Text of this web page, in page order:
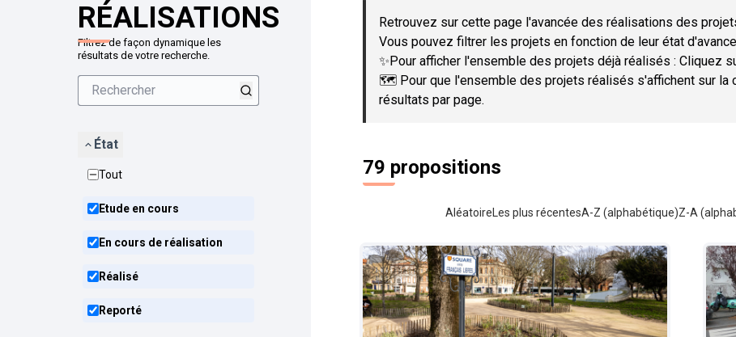
RÉALISATIONS
Filtrez de façon dynamique les
résultats de votre recherche.
État
Tout
Etude en cours
En cours de réalisation
Réalisé
Reporté
Retrouvez sur cette page l'avancée des réalisations des
Vous pouvez filtrer les projets en fonction de leur état
✨Pour afficher l'ensemble des projets déjà réalisés : Cliquez
🗺️ Pour que l'ensemble des projets réalisés s'affichent sur la
résultats par page.
79 propositions
Aléatoire Les plus récentesA-Z (alphabétique)Z-A